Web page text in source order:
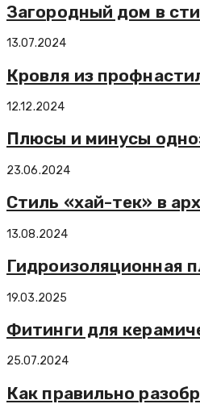
Загородный дом в
13.07.2024
Кровля из
12.12.2024
Плюсы и минусы
23.06.2024
Стиль «хай-тек» в
13.08.2024
Гидроизоляционная
19.03.2025
Фитинги для
25.07.2024
Как правильно